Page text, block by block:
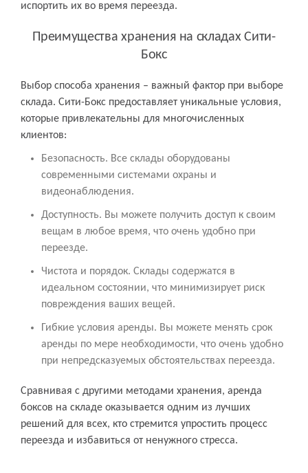
испортить их во время переезда.
Преимущества хранения на складах Сити-
Бокс
Выбор способа хранения – важный фактор при выборе
склада. Сити-Бокс предоставляет уникальные условия,
которые привлекательны для многочисленных
клиентов:
Безопасность. Все склады оборудованы
современными системами охраны и
видеонаблюдения.
Доступность. Вы можете получить доступ к своим
вещам в любое время, что очень удобно при
переезде.
Чистота и порядок. Склады содержатся в
идеальном состоянии, что минимизирует риск
повреждения ваших вещей.
Гибкие условия аренды. Вы можете менять срок
аренды по мере необходимости, что очень удобно
при непредсказуемых обстоятельствах переезда.
Сравнивая с другими методами хранения, аренда
боксов на складе оказывается одним из лучших
решений для всех, кто стремится упростить процесс
переезда и избавиться от ненужного стресса.